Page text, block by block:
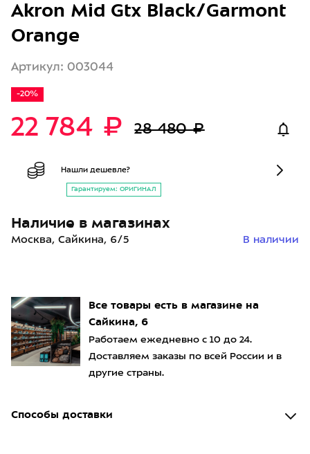
Все товары есть в магазине на
Сайкина, 6
Работаем ежедневно с 10 до 24.
Доставляем заказы по всей России и в
другие страны.
Способы доставки
Akron Mid Gtx Black/Garmont
Orange
Артикул: 003044
-20%
22 784 ₽ 28 480 ₽
Нашли дешевле?
Гарантируем: ОРИГИНАЛ
Наличие в магазинах
Москва, Сайкина, 6/5 В наличии